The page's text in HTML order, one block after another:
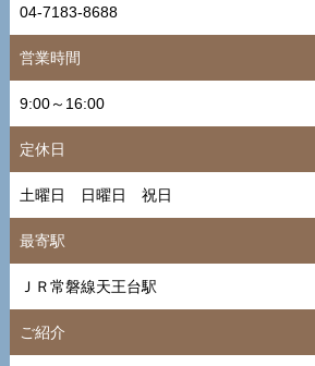
04-7183-8688
営業時間
9:00～16:00
定休日
土曜日 日曜日 祝日
最寄駅
ＪＲ常磐線天王台駅
ご紹介